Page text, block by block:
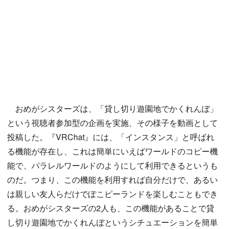
おめがシスターズは、「貸し切り遊園地でかくれんぼ」
という視聴者参加型の企画を実施、その様子を動画として
投稿した。『VRChat』には、「インスタンス」と呼ばれ
る機能が存在し、これは簡単にいえばワールドのコピー機
能で、パラレルワールドのようにして利用できるというも
のだ。つまり、この機能を利用すれば自分だけで、あるい
は親しい友人らだけでぽこピーランドを楽しむこともでき
る。おめがシスターズの2人も、この機能があることで貸
し切り遊園地でかくれんぼというシチュエーションを簡単